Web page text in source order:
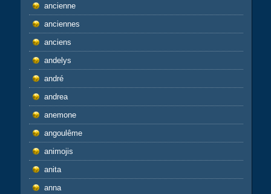
ancienne
anciennes
anciens
andelys
andré
andrea
anemone
angoulême
animojis
anita
anna